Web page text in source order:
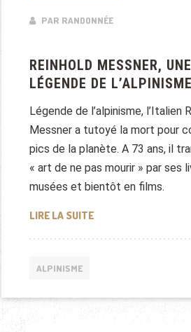
PAR RANDONNÉE
REINHOLD MESSNER, UNE
LÉGENDE DE L’ALPINISME
Légende de l’alpinisme, l’Italien
Messner a tutoyé la mort pour
pics de la planète. A 73 ans, il
« art de ne pas mourir » par ses
musées et bientôt en films.
LIRE LA SUITEREINHOLD MESSNER,
ALPINISME